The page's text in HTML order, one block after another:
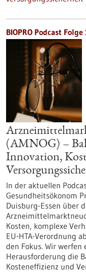
BIOPRO Podcast
(AMNOG) –
Innovation,
In der aktuellen
Gesundheitsökonom
Duisburg-Essen über
Kosten, komplexe
EU-HTA-Verordnung
den Fokus. Wir
Herausforderung die
Kosteneffizienz und